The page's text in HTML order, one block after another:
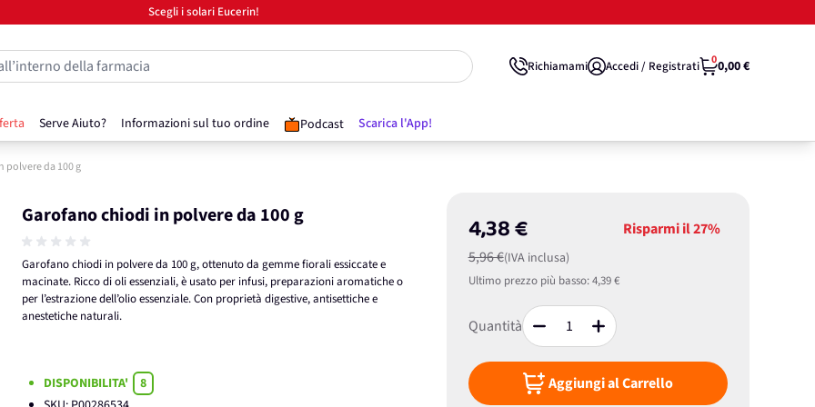
Scegli i solari Eucerin!
Serve Aiuto? Informazioni sul tuo ordine Podcast Scarica l'App!
della farmacia Richiamami Accedi / Registrati 00,00 €
polvere da 100 g
Garofano chiodi in polvere da 100 g
Garofano chiodi in polvere da 100 g, ottenuto da gemme fiorali essiccate e
macinate. Ricco di oli essenziali, è usato per infusi, preparazioni aromatiche o
per l’estrazione dell’olio essenziale. Con proprietà digestive, antisettiche e
anestetiche naturali.
4,38 €
5,96 €(IVA inclusa)
Risparmi il27%
Ultimo prezzo più basso:4,39 €
Quantità
Aggiungi al Carrello
DISPONIBILITA'
8